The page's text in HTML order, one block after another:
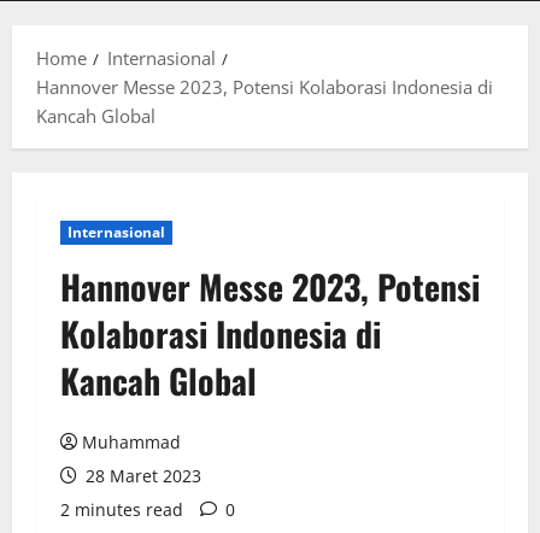
Home
Internasional
Hannover Messe 2023, Potensi Kolaborasi Indonesia di
Kancah Global
Internasional
Hannover Messe 2023, Potensi
Kolaborasi Indonesia di
Kancah Global
Muhammad
28 Maret 2023
2 minutes read
0